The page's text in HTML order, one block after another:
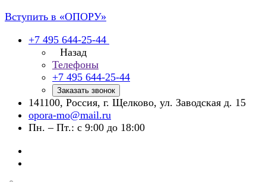
Вступить в «ОПОРУ»
+7 495 644-25-44
Назад
Телефоны
+7 495 644-25-44
Заказать звонок
141100, Россия, г. Щелково, ул. Заводская д. 15
opora-mo@mail.ru
Пн. – Пт.: с 9:00 до 18:00